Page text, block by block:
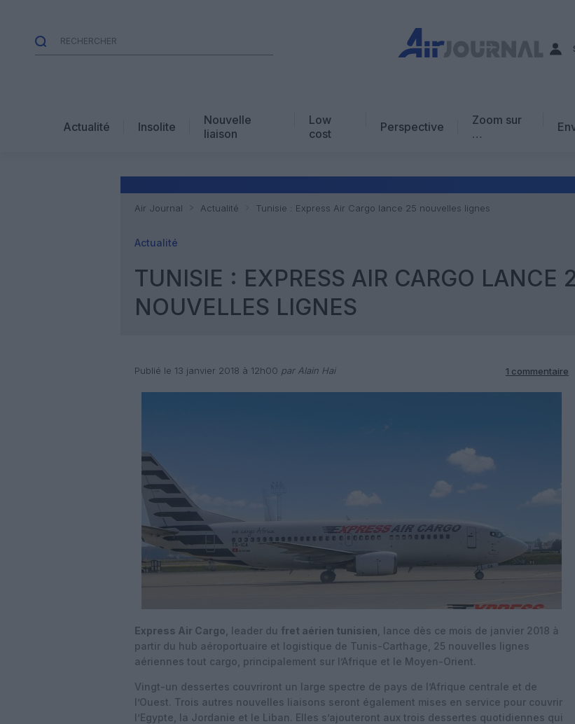
Actualité Insolite
Nouvelle
liaison
Low
cost
Perspective
Zoom sur
…
Avis d’expert
Air Journal Actualité Tunisie : Express Air Cargo lance 25 nouvelles lignes
Actualité
TUNISIE : EXPRESS AIR CARGO LANCE
NOUVELLES LIGNES
Publié le 13 janvier 2018 à 12h00 par Alain Hai 1 commentaire
Express Air Cargo , leader du fret aérien tunisien , lance dès ce mois de janvier 2018 à
partir du hub aéroportuaire et logistique de Tunis-Carthage, 25 nouvelles lignes
aériennes tout cargo, principalement sur l’Afrique et le Moyen-Orient.
Vingt-un dessertes couvriront un large spectre de pays de l’Afrique centrale et de
l’Ouest. Trois autres nouvelles liaisons seront également mises en service pour couvrir
l’Egypte, la Jordanie et le Liban. Elles s’ajouteront aux trois dessertes quotidiennes qui